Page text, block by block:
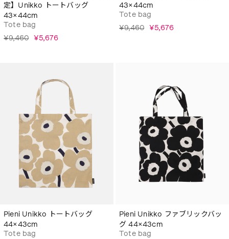
定】Unikko トートバッグ
43×44cm
Tote bag
¥9,460 ¥5,676
43×44cm
Tote bag
¥9,460 ¥5,676
Pieni Unikko トートバッグ
44×43cm
Tote bag
Pieni Unikko ファブリックバッ
グ 44×43cm
Tote bag